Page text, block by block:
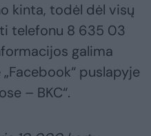
kinta, todėl dėl visų
telefonu 8 635 03
galima
puslapyje
– BKC“.